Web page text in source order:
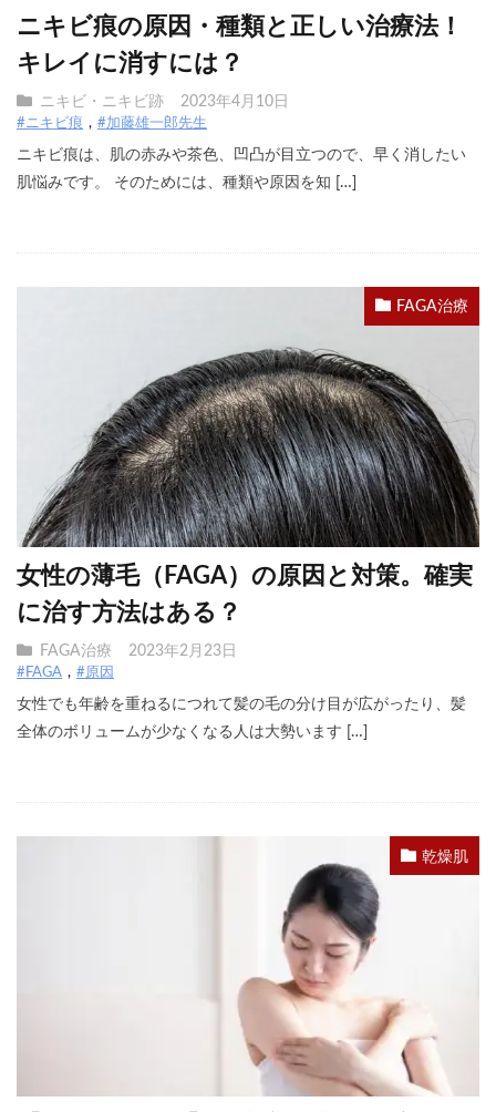
ニキビ痕の原因・種類と正しい治療法！
キレイに消すには？
ニキビ・ニキビ跡 2023年4月10日
#ニキビ痕 #加藤雄一郎先生
ニキビ痕は、肌の赤みや茶色、凹凸が目立つので、早く消したい
肌悩みです。 そのためには、種類や原因を知 […]
FAGA治療
女性の薄毛（FAGA）の原因と対策。確実
に治す方法はある？
FAGA治療 2023年2月23日
#FAGA #原因
女性でも年齢を重ねるにつれて髪の毛の分け目が広がったり、髪
全体のボリュームが少なくなる人は大勢います […]
乾燥肌